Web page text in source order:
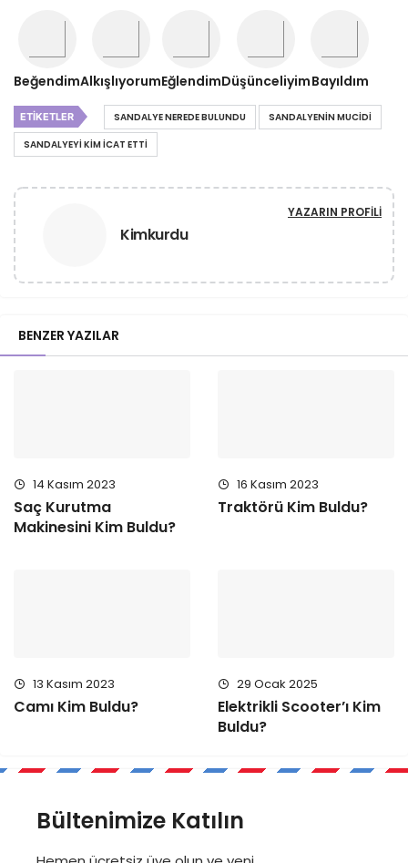
BeğendimAlkışlıyorumEğlendimDüşünceliyimBayıldım
ETIKETLER SANDALYE NEREDE BULUNDU
SANDALYENIN MUCIDI
SANDALYEYI KIM ICAT ETTI
Kimkurdu
YAZARIN PROFILI
BENZER YAZILAR
14 Kasım 2023
Saç Kurutma
Makinesini Kim Buldu?
16 Kasım 2023
Traktörü Kim Buldu?
13 Kasım 2023
Camı Kim Buldu?
29 Ocak 2025
Elektrikli Scooter’ı Kim
Buldu?
Bültenimize Katılın